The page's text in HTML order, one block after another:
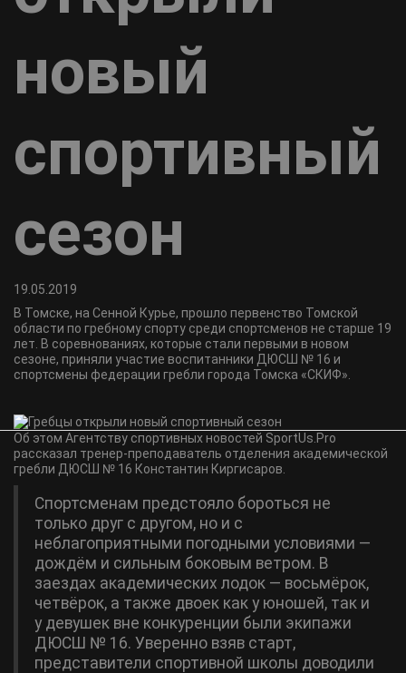
новый
спортивный
сезон
19.05.2019
В Томске, на Сенной Курье, прошло первенство Томской
области по гребному спорту среди спортсменов не старше 19
лет. В соревнованиях, которые стали первыми в новом
сезоне, приняли участие воспитанники ДЮСШ № 16 и
спортсмены федерации гребли города Томска «СКИФ».
Об этом Агентству спортивных новостей SportUs.Рro
рассказал тренер-преподаватель отделения академической
гребли ДЮСШ № 16 Константин Киргисаров.
Спортсменам предстояло бороться не
только друг с другом, но и с
неблагоприятными погодными условиями —
дождём и сильным боковым ветром. В
заездах академических лодок — восьмёрок,
четвёрок, а также двоек как у юношей, так и
у девушек вне конкуренции были экипажи
ДЮСШ № 16. Уверенно взяв старт,
представители спортивной школы доводили